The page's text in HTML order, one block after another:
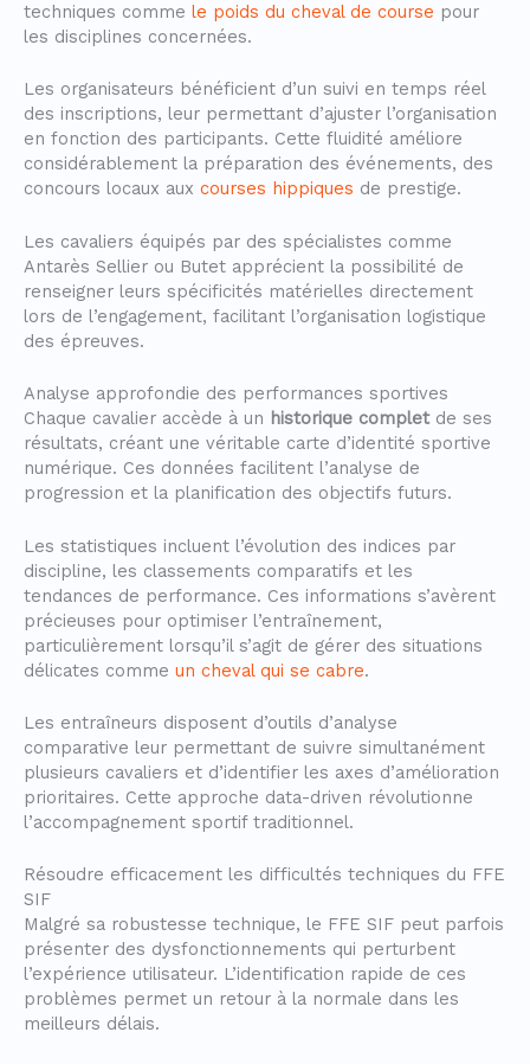
techniques comme le poids du cheval de course pour
les disciplines concernées.
Les organisateurs bénéficient d’un suivi en temps réel
des inscriptions, leur permettant d’ajuster l’organisation
en fonction des participants. Cette fluidité améliore
considérablement la préparation des événements, des
concours locaux aux courses hippiques de prestige.
Les cavaliers équipés par des spécialistes comme
Antarès Sellier ou Butet apprécient la possibilité de
renseigner leurs spécificités matérielles directement
lors de l’engagement, facilitant l’organisation logistique
des épreuves.
Analyse approfondie des performances sportives
Chaque cavalier accède à un historique completde ses
résultats, créant une véritable carte d’identité sportive
numérique. Ces données facilitent l’analyse de
progression et la planification des objectifs futurs.
Les statistiques incluent l’évolution des indices par
discipline, les classements comparatifs et les
tendances de performance. Ces informations s’avèrent
précieuses pour optimiser l’entraînement,
particulièrement lorsqu’il s’agit de gérer des situations
délicates comme un cheval qui se cabre.
Les entraîneurs disposent d’outils d’analyse
comparative leur permettant de suivre simultanément
plusieurs cavaliers et d’identifier les axes d’amélioration
prioritaires. Cette approche data-driven révolutionne
l’accompagnement sportif traditionnel.
Résoudre efficacement les difficultés techniques du FFE
SIF
Malgré sa robustesse technique, le FFE SIF peut parfois
présenter des dysfonctionnements qui perturbent
l’expérience utilisateur. L’identification rapide de ces
problèmes permet un retour à la normale dans les
meilleurs délais.